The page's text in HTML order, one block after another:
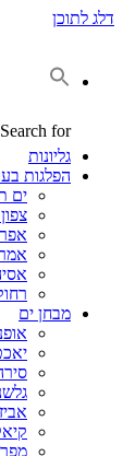
דלג לתוכן
Search for:
גליונות
הפלגות
ים
מבחן ים